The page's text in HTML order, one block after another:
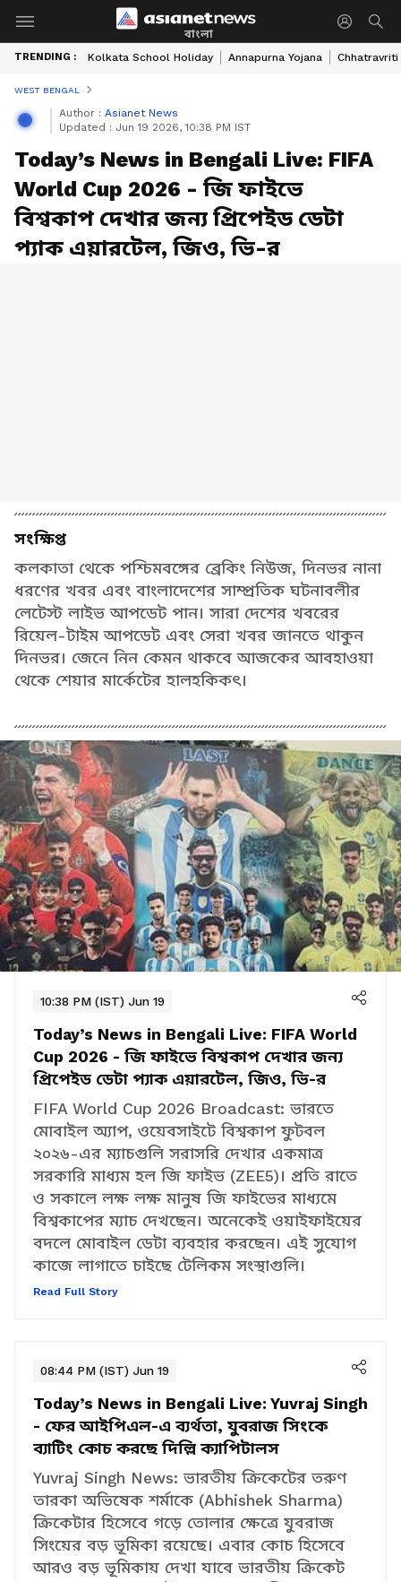
বাংলা
TRENDING : Kolkata School Holiday Annapurna Yojana Chhatravriti
WEST BENGAL
Author : Asianet News
Updated : Jun 19 2026, 10:38 PM IST
Today’s News in Bengali Live: FIFA
World Cup 2026 - জি ফাইভে
বিশ্বকাপ দেখার জন্য প্রিপেইড ডেটা
প্যাক এয়ারটেল, জিও, ভি-র
সংক্ষিপ্ত
কলকাতা থেকে পশ্চিমবঙ্গের ব্রেকিং নিউজ, দিনভর নানা
ধরণের খবর এবং বাংলাদেশের সাম্প্রতিক ঘটনাবলীর
লেটেস্ট লাইভ আপডেট পান। সারা দেশের খবরের
রিয়েল-টাইম আপডেট এবং সেরা খবর জানতে থাকুন
দিনভর। জেনে নিন কেমন থাকবে আজকের আবহাওয়া
10:38 PM (IST) Jun 19
Today’s News in Bengali Live: FIFA World
Cup 2026 - জি ফাইভে বিশ্বকাপ দেখার জন্য
প্রিপেইড ডেটা প্যাক এয়ারটেল, জিও, ভি-র
FIFA World Cup 2026 Broadcast: ভারতে
মোবাইল অ্যাপ, ওয়েবসাইটে বিশ্বকাপ ফুটবল
২০২৬-এর ম্যাচগুলি সরাসরি দেখার একমাত্র
সরকারি মাধ্যম হল জি ফাইভ (ZEE5)। প্রতি রাতে
ও সকালে লক্ষ লক্ষ মানুষ জি ফাইভের মাধ্যমে
বিশ্বকাপের ম্যাচ দেখছেন। অনেকেই ওয়াইফাইয়ের
বদলে মোবাইল ডেটা ব্যবহার করছেন। এই সুযোগ
কাজে লাগাতে চাইছে টেলিকম সংস্থাগুলি।
08:44 PM (IST) Jun 19
Today’s News in Bengali Live: Yuvraj Singh
- ফের আইপিএল-এ ব্যর্থতা, যুবরাজ সিংকে
ব্যাটিং কোচ করছে দিল্লি ক্যাপিটালস
Yuvraj Singh News: ভারতীয় ক্রিকেটের তরুণ
তারকা অভিষেক শর্মাকে (Abhishek Sharma)
ক্রিকেটার হিসেবে গড়ে তোলার ক্ষেত্রে যুবরাজ
সিংয়ের বড় ভূমিকা রয়েছে। এবার কোচ হিসেবে